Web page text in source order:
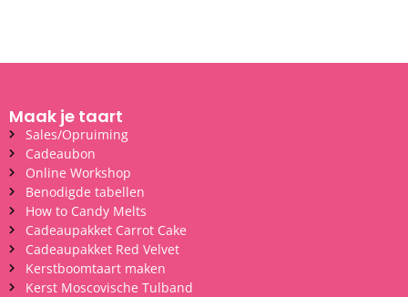
Maak je taart
Sales/Opruiming
Cadeaubon
Online Workshop
Benodigde tabellen
How to Candy Melts
Cadeaupakket Carrot Cake
Cadeaupakket Red Velvet
Kerstboomtaart maken
Kerst Moscovische Tulband